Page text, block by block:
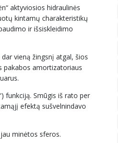
aktyviosios hidraulinės
kintamų charakteristikų
ir išsiskleidimo
vieną žingsnį atgal, šios
pakabos amortizatoriaus
funkciją. Smūgis iš rato per
efektą sušvelnindavo
minėtos sferos.